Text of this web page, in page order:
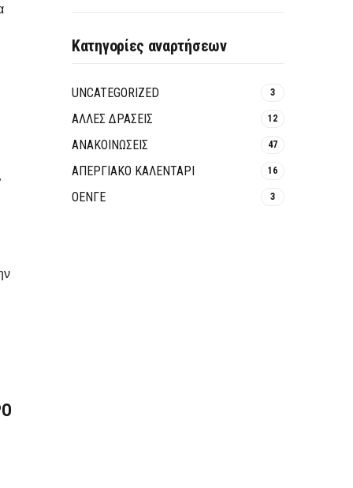
Κατηγορίες αναρτήσεων
UNCATEGORIZED 3
ΑΛΛΕΣ ΔΡΑΣΕΙΣ 12
ΑΝΑΚΟΙΝΩΣΕΙΣ 47
ΑΠΕΡΓΙΑΚΟ ΚΑΛΕΝΤΑΡΙ 16
ΟΕΝΓΕ 3